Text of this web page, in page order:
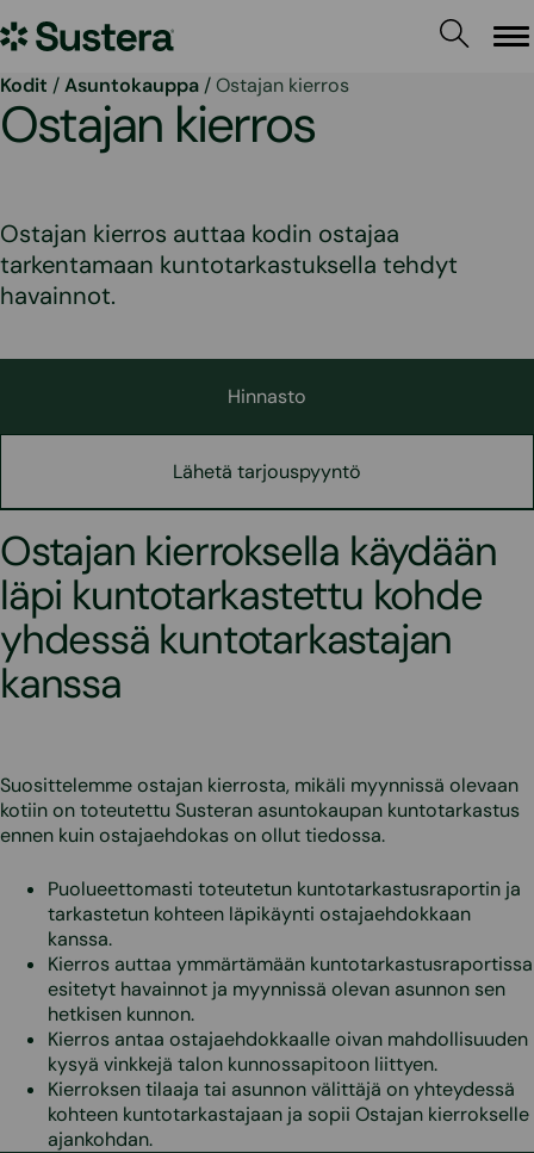
sisältöön
Sustera
Kodit /Asuntokauppa /Ostajan kierros
Ostajan kierros
Ostajan kierros auttaa kodin ostajaa
tarkentamaan kuntotarkastuksella tehdyt
havainnot.
Hinnasto
Lähetä tarjouspyyntö
Ostajan kierroksella käydään
läpi kuntotarkastettu kohde
yhdessä kuntotarkastajan
kanssa
Suosittelemme ostajan kierrosta, mikäli myynnissä olevaan
kotiin on toteutettu Susteran asuntokaupan kuntotarkastus
ennen kuin ostajaehdokas on ollut tiedossa.
Puolueettomasti toteutetun kuntotarkastusraportin ja
tarkastetun kohteen läpikäynti ostajaehdokkaan
kanssa.
Kierros auttaa ymmärtämään kuntotarkastusraportissa
esitetyt havainnot ja myynnissä olevan asunnon sen
hetkisen kunnon.
Kierros antaa ostajaehdokkaalle oivan mahdollisuuden
kysyä vinkkejä talon kunnossapitoon liittyen.
Kierroksen tilaaja tai asunnon välittäjä on yhteydessä
kohteen kuntotarkastajaan ja sopii Ostajan kierrokselle
ajankohdan.